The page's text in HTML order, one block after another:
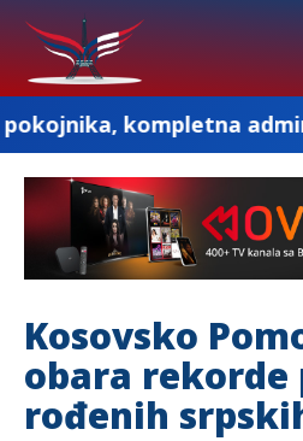
administracija i
Kosovsko
obara rekorde
rođenih